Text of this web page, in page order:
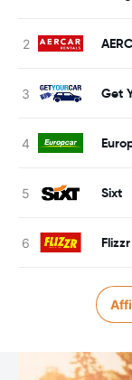
Get
Sixt
Flizzr